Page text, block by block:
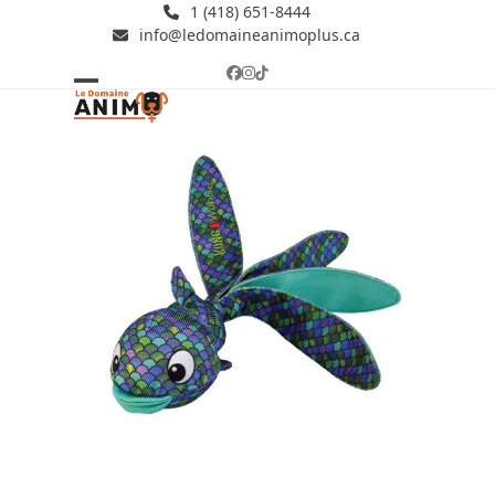
1 (418) 651-8444
info@ledomaineanimoplus.ca
Facebook
Instagram
Tiktok
Open
Close